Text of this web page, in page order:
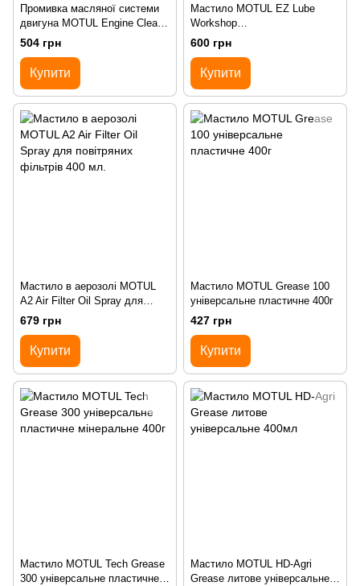
Промивка масляної системи
двигуна MOTUL Engine Clean
Moto 200 мл
504 грн
Купити
Мастило MOTUL EZ Lube
Workshop
багатофункціональне в
аерозолі для мащення та
захисту 750 мл
600 грн
Купити
Мастило в аерозолі MOTUL
A2 Air Filter Oil Spray для
повітряних фільтрів 400 мл.
679 грн
Купити
Мастило MOTUL Grease 100
універсальне пластичне 400г
427 грн
Купити
Мастило MOTUL Tech Grease
300 універсальне пластичне
Мастило MOTUL HD-Agri
Grease литове універсальне